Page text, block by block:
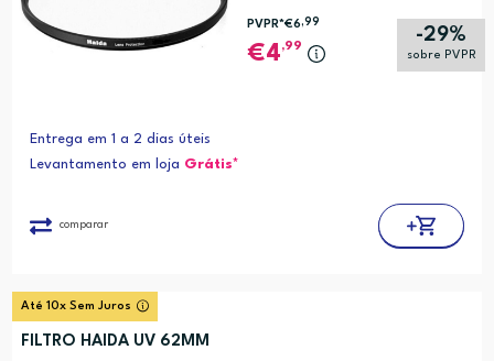
-29%
sobre PVPR
PVPR*€6 ,99
4,99
Entrega em 1 a 2 dias úteis
Levantamento em loja Grátis*
comparar
Até 10x Sem Juros
FILTRO HAIDA UV 62MM